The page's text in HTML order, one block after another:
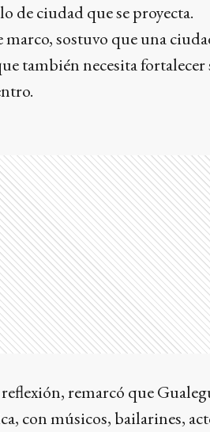
de ciudad que se proyecta.
marco, sostuvo que una
también necesita
remarcó que
con músicos, bailarines,